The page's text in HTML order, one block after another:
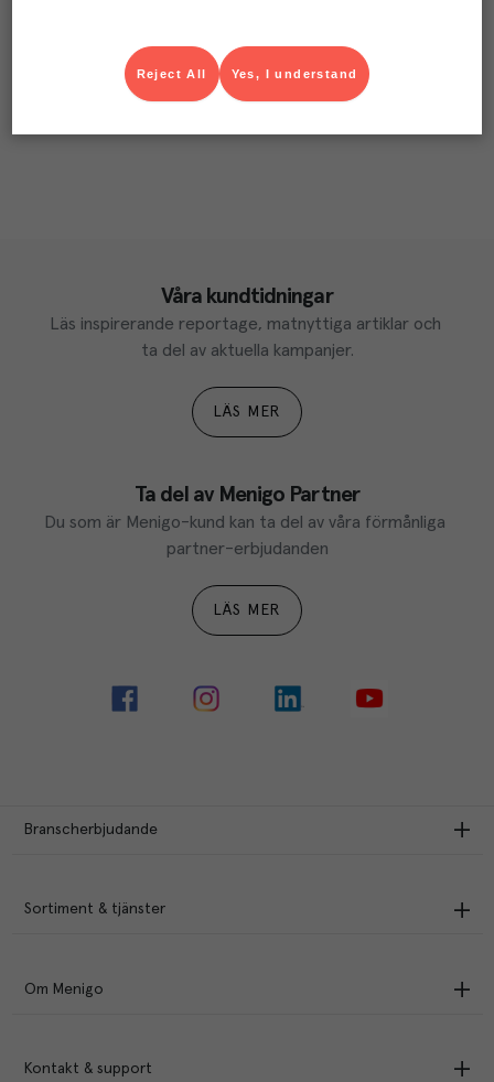
Våra kundtidningar
Läs inspirerande reportage, matnyttiga artiklar och
ta del av aktuella kampanjer.
LÄS MER
Ta del av Menigo Partner
Du som är Menigo-kund kan ta del av våra förmånliga
partner-erbjudanden
LÄS MER
Branscherbjudande
Sortiment & tjänster
Om Menigo
Kontakt & support
Yes, I understand
Reject All